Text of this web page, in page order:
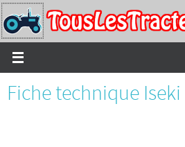
Passer
vers
le
contenu
Fiche technique Iseki